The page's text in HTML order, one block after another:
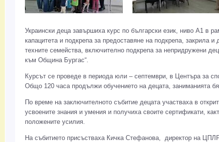
Украински деца завършиха курс по български език, ниво А1 в
капацитета и подкрепа за предоставяне на подкрепа, закрила
техните семейства, включително подкрепа за непридружени
към Община Бургас“.
Курсът се проведе в периода юли – септември, в Центъра за
Общо 120 часа продължи обучението на децата, заниманията
По време на заключителното събитие децата участваха в
усвоените знания и умения и получиха своите сертификати,
положените усилия.
На събитието присъстваха Кичка Стефанова, директор на